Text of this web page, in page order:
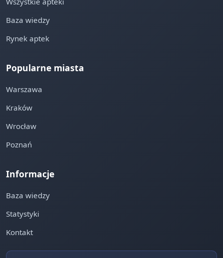
Baza wiedzy
Rynek aptek
Popularne miasta
Warszawa
Kraków
Wrocław
Poznań
Informacje
Baza wiedzy
Statystyki
Kontakt